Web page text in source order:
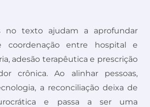
no texto ajudam a aprofundar
coordenação entre hospital e
adesão terapêutica e prescrição
crônica. Ao alinhar pessoas,
a reconciliação deixa de
e passa a ser uma